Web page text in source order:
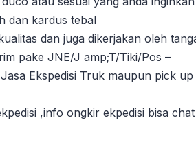
dan kardus tebal
dan juga dikerjakan oleh
pake JNE/J amp;T/Tiki/Pos –
Ekspedisi Truk maupun pick
,info ongkir ekpedisi bisa